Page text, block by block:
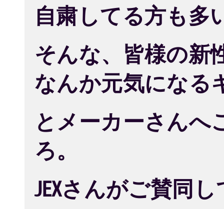
自粛してる方も多
そんな、皆様の新
なんか元気になる
とメーカーさんへ
ろ。
JEXさんがご賛同